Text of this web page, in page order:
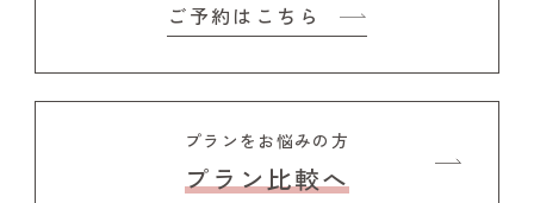
ご予約はこちら
プランをお悩みの方
プラン比較へ